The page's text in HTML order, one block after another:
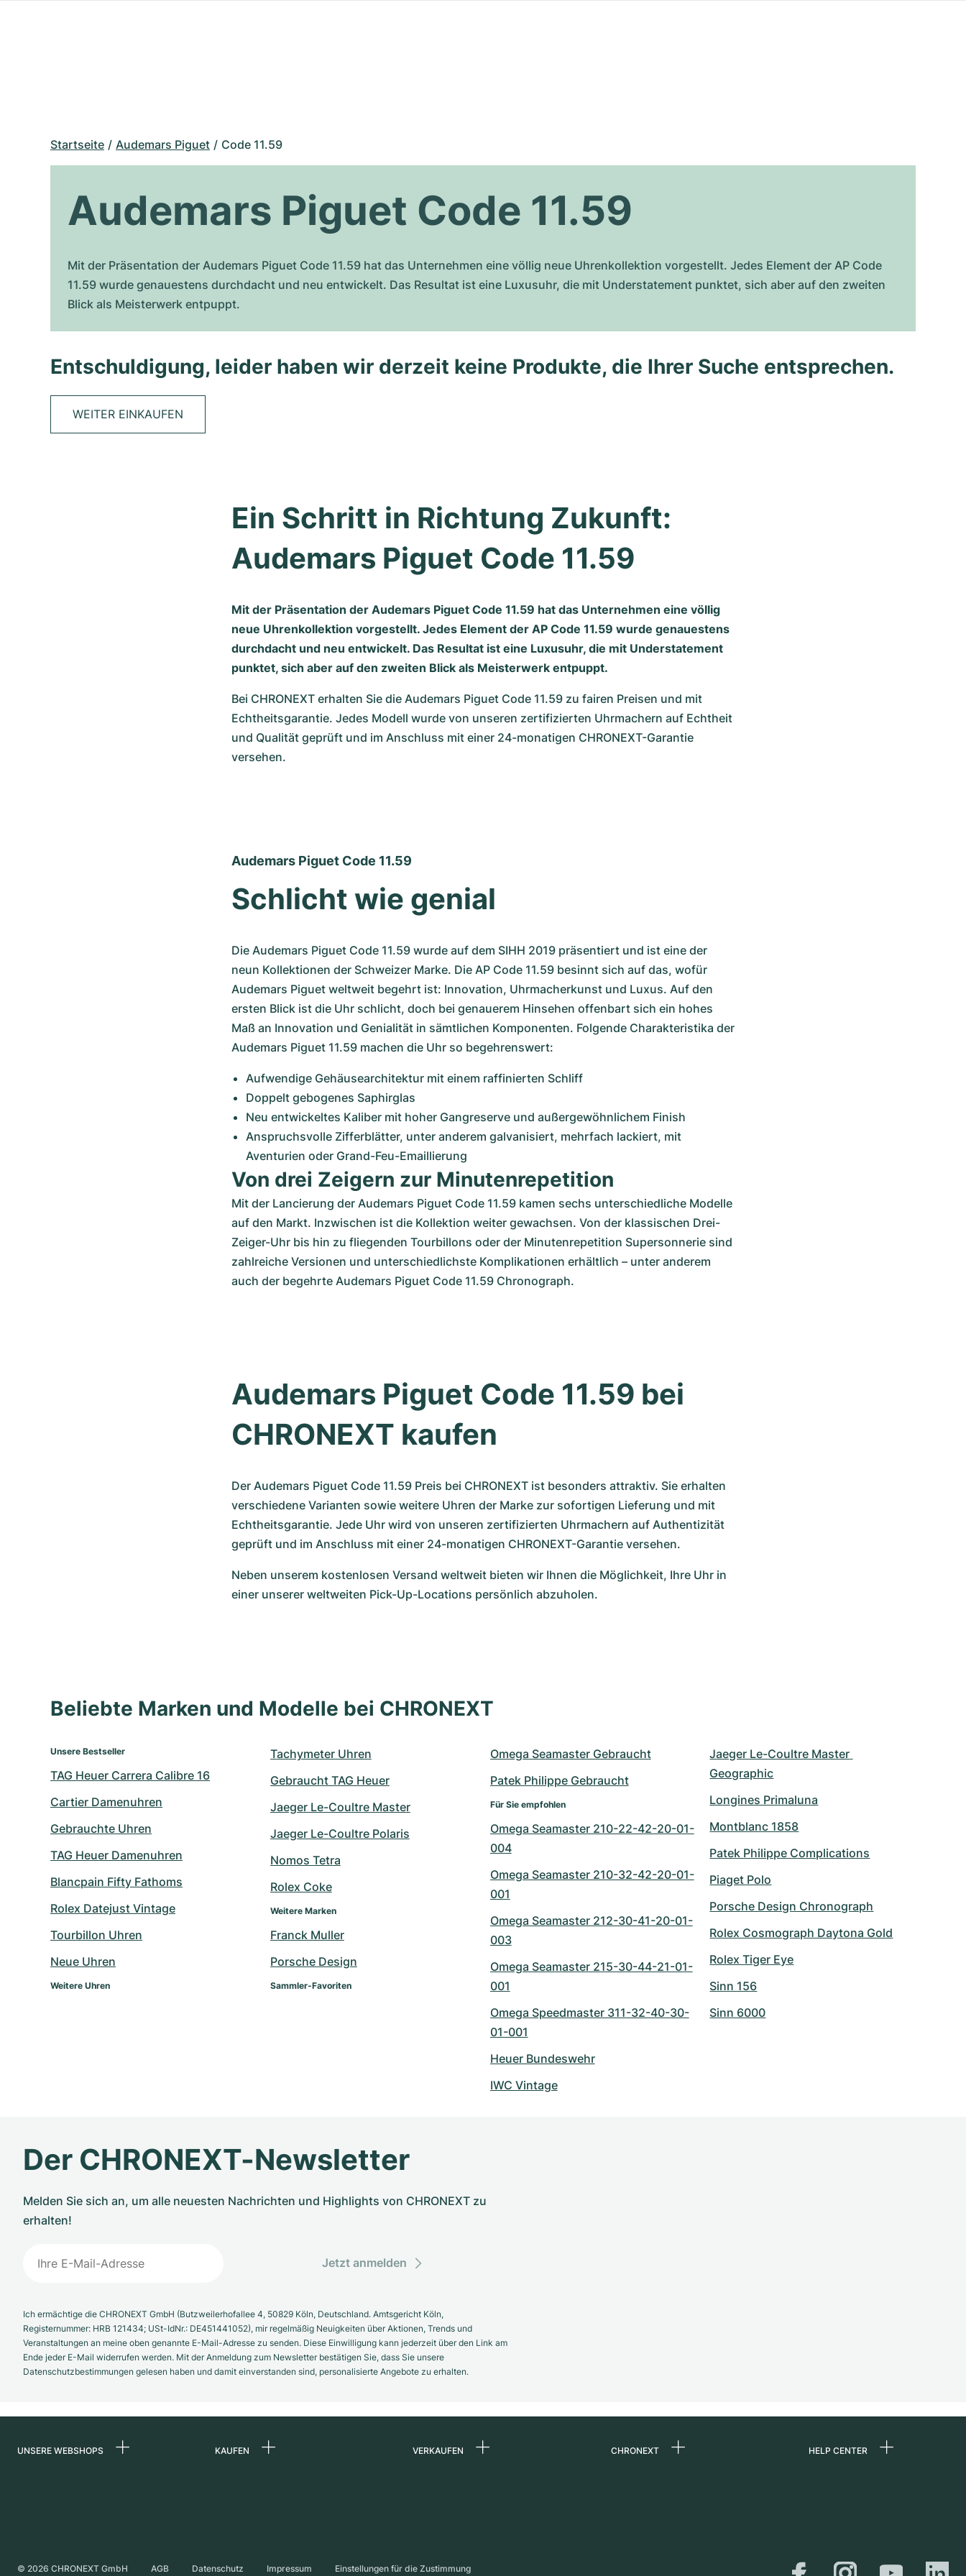
Startseite Audemars Piguet Code 11.59
Audemars Piguet Code 11.59
Mit der Präsentation der Audemars Piguet Code 11.59 hat das Unternehmen eine völlig neue Uhrenkollektion vorgestellt. Jedes Element der AP Code
11.59 wurde genauestens durchdacht und neu entwickelt. Das Resultat ist eine Luxusuhr, die mit Understatement punktet, sich aber auf den zweiten
Blick als Meisterwerk entpuppt.
Entschuldigung, leider haben wir derzeit keine Produkte, die Ihrer Suche entsprechen.
WEITER EINKAUFEN
Ein Schritt in Richtung Zukunft:
Audemars Piguet Code 11.59
Mit der Präsentation der Audemars Piguet Code 11.59 hat das Unternehmen eine völlig
neue Uhrenkollektion vorgestellt. Jedes Element der AP Code 11.59 wurde genauestens
durchdacht und neu entwickelt. Das Resultat ist eine Luxusuhr, die mit Understatement
punktet, sich aber auf den zweiten Blick als Meisterwerk entpuppt.
Bei CHRONEXT erhalten Sie die Audemars Piguet Code 11.59 zu fairen Preisen und mit
Echtheitsgarantie. Jedes Modell wurde von unseren zertifizierten Uhrmachern auf Echtheit
und Qualität geprüft und im Anschluss mit einer 24-monatigen CHRONEXT-Garantie
versehen.
Audemars Piguet Code 11.59
Schlicht wie genial
Die Audemars Piguet Code 11.59 wurde auf dem SIHH 2019 präsentiert und ist eine der
neun Kollektionen der Schweizer Marke. Die AP Code 11.59 besinnt sich auf das, wofür
Audemars Piguet weltweit begehrt ist: Innovation, Uhrmacherkunst und Luxus. Auf den
ersten Blick ist die Uhr schlicht, doch bei genauerem Hinsehen offenbart sich ein hohes
Maß an Innovation und Genialität in sämtlichen Komponenten. Folgende Charakteristika der
Audemars Piguet 11.59 machen die Uhr so begehrenswert:
Aufwendige Gehäusearchitektur mit einem raffinierten Schliff
Doppelt gebogenes Saphirglas
Neu entwickeltes Kaliber mit hoher Gangreserve und außergewöhnlichem Finish
Anspruchsvolle Zifferblätter, unter anderem galvanisiert, mehrfach lackiert, mit
Aventurien oder Grand-Feu-Emaillierung
Von drei Zeigern zur Minutenrepetition
Mit der Lancierung der Audemars Piguet Code 11.59 kamen sechs unterschiedliche Modelle
auf den Markt. Inzwischen ist die Kollektion weiter gewachsen. Von der klassischen Drei-
Zeiger-Uhr bis hin zu fliegenden Tourbillons oder der Minutenrepetition Supersonnerie sind
zahlreiche Versionen und unterschiedlichste Komplikationen erhältlich – unter anderem
auch der begehrte Audemars Piguet Code 11.59 Chronograph.
Audemars Piguet Code 11.59 bei
CHRONEXT kaufen
Der Audemars Piguet Code 11.59 Preis bei CHRONEXT ist besonders attraktiv. Sie erhalten
verschiedene Varianten sowie weitere Uhren der Marke zur sofortigen Lieferung und mit
Echtheitsgarantie. Jede Uhr wird von unseren zertifizierten Uhrmachern auf Authentizität
geprüft und im Anschluss mit einer 24-monatigen CHRONEXT-Garantie versehen.
Neben unserem kostenlosen Versand weltweit bieten wir Ihnen die Möglichkeit, Ihre Uhr in
einer unserer weltweiten Pick-Up-Locations persönlich abzuholen.
Beliebte Marken und Modelle bei CHRONEXT
Unsere Bestseller
TAG Heuer Carrera Calibre 16
Cartier Damenuhren
Gebrauchte Uhren
TAG Heuer Damenuhren
Blancpain Fifty Fathoms
Rolex Datejust Vintage
Tourbillon Uhren
Neue Uhren
Weitere Uhren
Tachymeter Uhren
Gebraucht TAG Heuer
Jaeger Le-Coultre Master
Jaeger Le-Coultre Polaris
Nomos Tetra
Rolex Coke
Weitere Marken
Franck Muller
Porsche Design
Sammler-Favoriten
Omega Seamaster Gebraucht
Patek Philippe Gebraucht
Für Sie empfohlen
Omega Seamaster 210-22-42-20-01-
004
Omega Seamaster 210-32-42-20-01-
001
Omega Seamaster 212-30-41-20-01-
003
Omega Seamaster 215-30-44-21-01-
001
Omega Speedmaster 311-32-40-30-
01-001
Heuer Bundeswehr
IWC Vintage
Jaeger Le-Coultre Master
Geographic
Longines Primaluna
Montblanc 1858
Patek Philippe Complications
Piaget Polo
Porsche Design Chronograph
Rolex Cosmograph Daytona Gold
Rolex Tiger Eye
Sinn 156
Sinn 6000
Der CHRONEXT-Newsletter
Melden Sie sich an, um alle neuesten Nachrichten und Highlights von CHRONEXT zu
erhalten!
Jetzt anmelden
Ich ermächtige die CHRONEXT GmbH (Butzweilerhofallee 4, 50829 Köln, Deutschland. Amtsgericht Köln,
Registernummer: HRB 121434; USt-IdNr.: DE451441052), mir regelmäßig Neuigkeiten über Aktionen, Trends und
Veranstaltungen an meine oben genannte E-Mail-Adresse zu senden. Diese Einwilligung kann jederzeit über den Link am
Ende jeder E-Mail widerrufen werden. Mit der Anmeldung zum Newsletter bestätigen Sie, dass Sie unsere
Datenschutzbestimmungen gelesen haben und damit einverstanden sind, personalisierte Angebote zu erhalten.
UNSERE WEBSHOPS KAUFEN VERKAUFEN CHRONEXT HELP CENTER
Versand &
© 2026 CHRONEXT GmbH AGB Datenschutz Impressum Einstellungen für die Zustimmung